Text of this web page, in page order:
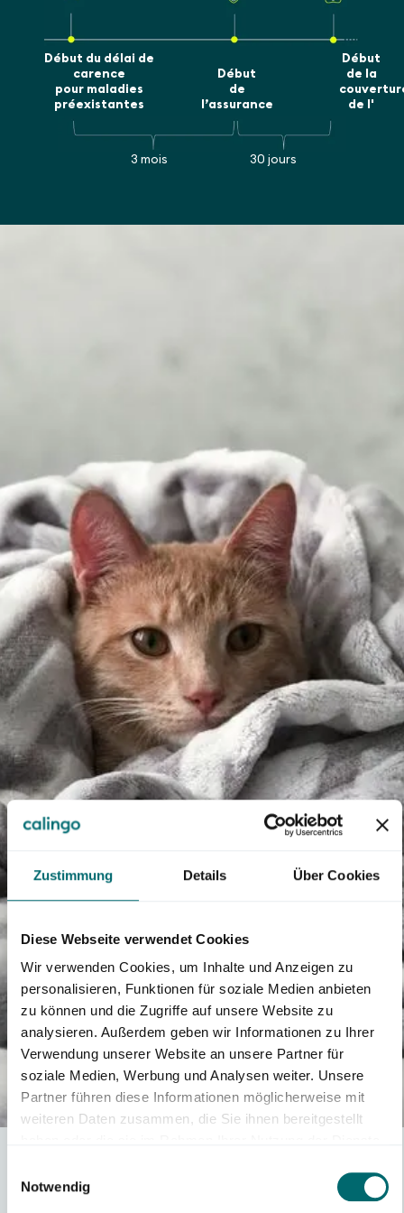
Zustimmung Details Über Cookies
Diese Webseite verwendet Cookies
Wir verwenden Cookies, um Inhalte und Anzeigen zu
personalisieren, Funktionen für soziale Medien anbieten
zu können und die Zugriffe auf unsere Website zu
analysieren. Außerdem geben wir Informationen zu Ihrer
Verwendung unserer Website an unsere Partner für
soziale Medien, Werbung und Analysen weiter. Unsere
Partner führen diese Informationen möglicherweise mit
weiteren Daten zusammen, die Sie ihnen bereitgestellt
who may receive and
Notwendig
Début du délai de
carence
pour maladies
préexistantes
Début
de
l’assurance
Début
de la
de l'
3 mois 30 jours
Quand est-il intéressant